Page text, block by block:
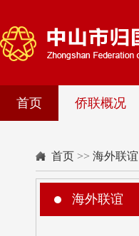
首页 侨联概况
首页 >> 海外联谊
海外联谊